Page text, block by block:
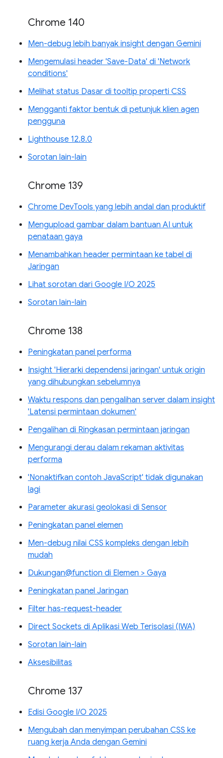
Chrome 140
Men-debug lebih banyak insight dengan Gemini
Mengemulasi header 'Save-Data' di 'Network
conditions'
Melihat status Dasar di tooltip properti CSS
Mengganti faktor bentuk di petunjuk klien agen
pengguna
Lighthouse 12.8.0
Sorotan lain-lain
Chrome 139
Chrome DevTools yang lebih andal dan produktif
Mengupload gambar dalam bantuan AI untuk
penataan gaya
Menambahkan header permintaan ke tabel di
Jaringan
Lihat sorotan dari Google I/O 2025
Sorotan lain-lain
Chrome 138
Peningkatan panel performa
Insight 'Hierarki dependensi jaringan' untuk origin
yang dihubungkan sebelumnya
Waktu respons dan pengalihan server dalam insight
'Latensi permintaan dokumen'
Pengalihan di Ringkasan permintaan jaringan
Mengurangi derau dalam rekaman aktivitas
performa
'Nonaktifkan contoh JavaScript' tidak digunakan
lagi
Parameter akurasi geolokasi di Sensor
Peningkatan panel elemen
Men-debug nilai CSS kompleks dengan lebih
mudah
Dukungan@function di Elemen > Gaya
Peningkatan panel Jaringan
Filter has-request-header
Direct Sockets di Aplikasi Web Terisolasi (IWA)
Sorotan lain-lain
Aksesibilitas
Chrome 137
Edisi Google I/O 2025
Mengubah dan menyimpan perubahan CSS ke
ruang kerja Anda dengan Gemini